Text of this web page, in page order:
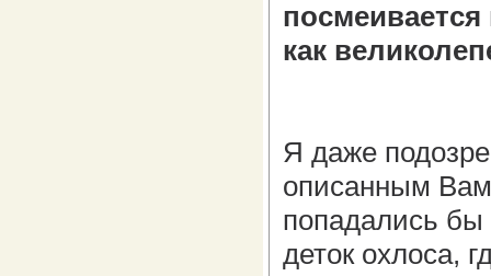
как
Я даже
описанным
попадались бы
деток охлоса,